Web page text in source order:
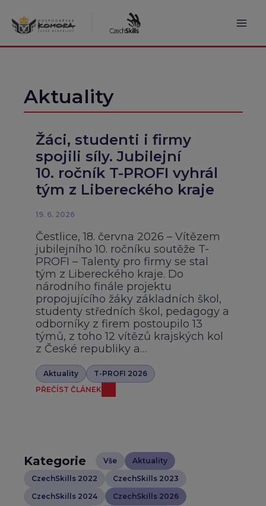
obsah
Aktuality
Žáci, studenti i firmy
spojili síly. Jubilejní
10. ročník T-PROFI vyhrál
tým z Libereckého kraje
19. 6. 2026
Čestlice, 18. června 2026 – Vítězem
jubilejního 10. ročníku soutěže T-
PROFI – Talenty pro firmy se stal
tým z Libereckého kraje. Do
národního finále projektu
propojujícího žáky základních škol,
studenty středních škol, pedagogy a
odborníky z firem postoupilo 13
týmů, z toho 12 vítězů krajských kol
z České republiky a…
Aktuality
T-PROFI 2026
PŘEČÍST ČLÁNEK
Kategorie Vše
Aktuality
CzechSkills 2022
CzechSkills 2023
CzechSkills 2024
CzechSkills 2026